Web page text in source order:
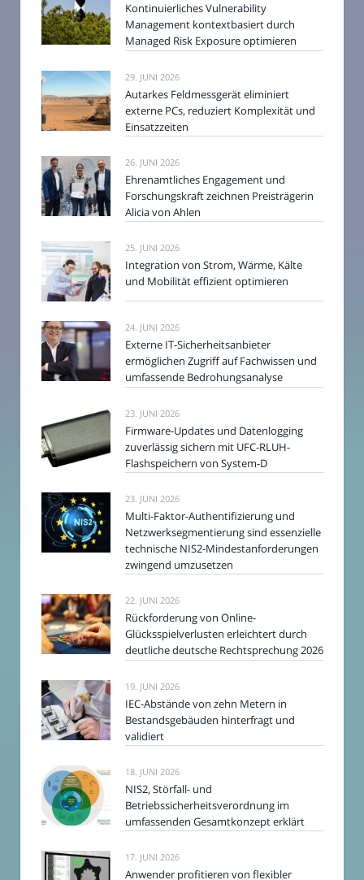
Kontinuierliches Vulnerability
Management kontextbasiert durch
Managed Risk Exposure optimieren
29. JUNI 2026
Autarkes Feldmessgerät eliminiert
externe PCs, reduziert Komplexität und
Einsatzzeiten
26. JUNI 2026
Ehrenamtliches Engagement und
Forschungskraft zeichnen Preisträgerin
Alicia von Ahlen
25. JUNI 2026
Integration von Strom, Wärme, Kälte
und Mobilität effizient optimieren
24. JUNI 2026
Externe IT-Sicherheitsanbieter
ermöglichen Zugriff auf Fachwissen und
umfassende Bedrohungsanalyse
23. JUNI 2026
Firmware-Updates und Datenlogging
zuverlässig sichern mit UFC-RLUH-
Flashspeichern von System-D
23. JUNI 2026
Multi-Faktor-Authentifizierung und
Netzwerksegmentierung sind essenzielle
technische NIS2-Mindestanforderungen
zwingend umzusetzen
22. JUNI 2026
Rückforderung von Online-
Glücksspielverlusten erleichtert durch
deutliche deutsche Rechtsprechung 2026
19. JUNI 2026
IEC-Abstände von zehn Metern in
Bestandsgebäuden hinterfragt und
validiert
18. JUNI 2026
NIS2, Störfall- und
Betriebssicherheitsverordnung im
umfassenden Gesamtkonzept erklärt
17. JUNI 2026
Anwender profitieren von flexibler